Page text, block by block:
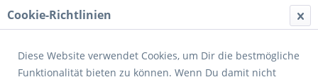
Menü
Cookie-Richtlinien
Diese Website verwendet Cookies, um Dir die bestmögliche
Funktionalität bieten zu können. Wenn Du damit nicht